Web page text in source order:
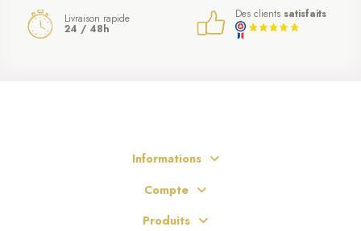
Livraison rapide
24 / 48h
Des clients satisfaits
Informations
Compte
Produits